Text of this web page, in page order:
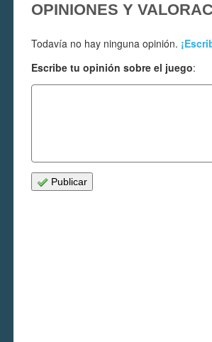
OPINIONES Y
Todavía no hay ninguna opinión.
Escribe tu opinión sobre el juego:
Publicar